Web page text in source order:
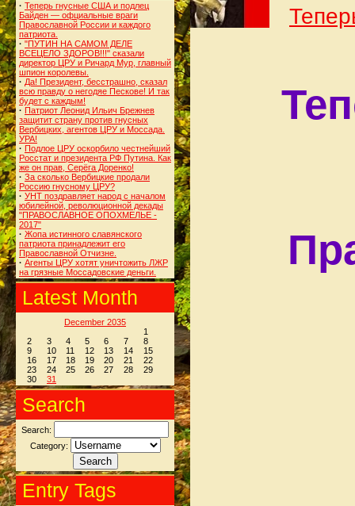
· Теперь гнусные США и подлец
Байден — офциальные враги
Православной России и каждого
патриота.
· "ПУТИН НА САМОМ ДЕЛЕ
ВСЕЦЕЛО ЗДОРОВ!!!" сказали
директор ЦРУ и Ричард Мур, главный
шпион королевы.
· Да! Президент, бесстрашно, сказал
всю правду о негодяе Пескове! И так
будет с каждым!
· Патриот Леонид Ильич Брежнев
защитит страну против гнусных
Вербицких, агентов ЦРУ и Моссада.
УРА!
· Подлое ЦРУ оскорбило честнейший
Росстат и президента РФ Путина. Как
же он прав, Серёга Доренко!
· За сколько Вербицкие продали
Россию гнусному ЦРУ?
· УНТ поздравляет народ с началом
юбилейной, революционной декады
"ПРАВОСЛАВНОЕ ОПОХМЕЛЬЕ -
2017"
· Жопа истинного славянского
патриота принадлежит его
Православной Отчизне.
· Агенты ЦРУ хотят уничтожить ЛЖР
на грязные Моссадовские деньги.
Latest Month
December 2035
1
2
3 4 5 6 7
8
9
10 11 12 13 14
15
16
17 18 19 20 21
22
23
24 25 26 27 28
29
30
31
Search
Search:
Category:
Entry Tags